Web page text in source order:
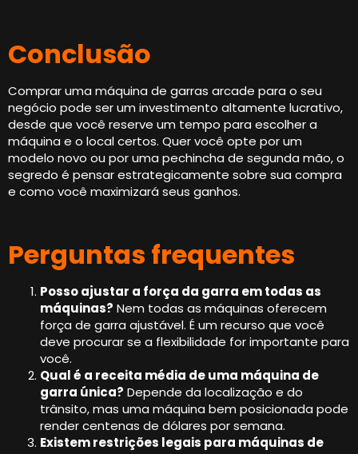
Conclusão
Comprar uma máquina de garras arcade para o seu
negócio pode ser um investimento altamente lucrativo,
desde que você reserve um tempo para escolher a
máquina e o local certos. Quer você opte por um
modelo novo ou por uma pechincha de segunda mão, o
segredo é pensar estrategicamente sobre sua compra
e como você maximizará seus ganhos.
Perguntas frequentes
Posso ajustar a força da garra em todas as
máquinas? Nem todas as máquinas oferecem
força de garra ajustável. É um recurso que você
deve procurar se a flexibilidade for importante para
você.
Qual é a receita média de uma máquina de
garra única? Depende da localização e do
trânsito, mas uma máquina bem posicionada pode
render centenas de dólares por semana.
Existem restrições legais para máquinas de